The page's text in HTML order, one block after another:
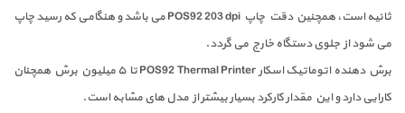
ثانیه است، همچنین دقت چاپ POS92 203 dpi می باشد و هنگامی که رسید چاپ
می شود از جلوی دستگاه خارج می گردد.
برش دهنده اتوماتیک اسکار POS92 Thermal Printer تا ۵ میلیون برش همچنان
کارایی دارد و این مقدار کارکرد بسیار بیشتر از مدل های مشابه است.